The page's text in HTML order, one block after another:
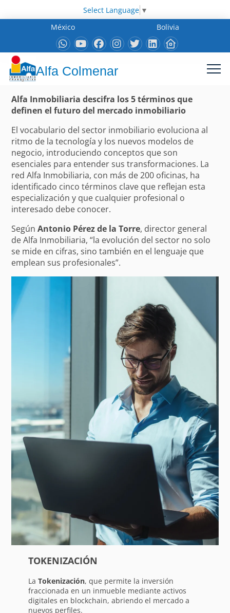
Select Language ▼
México
Bolivia
Alfa Colmenar
Alfa Inmobiliaria descifra los 5 términos que
definen el futuro del mercado inmobiliario
El vocabulario del sector inmobiliario evoluciona al
ritmo de la tecnología y los nuevos modelos de
negocio, introduciendo conceptos que son
esenciales para entender sus transformaciones. La
red Alfa Inmobiliaria, con más de 200 oficinas, ha
identificado cinco términos clave que reflejan esta
especialización y que cualquier profesional o
interesado debe conocer.
SegúnAntonio Pérez de la Torre, director general
de Alfa Inmobiliaria, “la evolución del sector no solo
se mide en cifras, sino también en el lenguaje que
emplean sus profesionales”.
TOKENIZACIÓN
La Tokenización, que permite la inversión
fraccionada en un inmueble mediante activos
digitales en blockchain, abriendo el mercado a
nuevos perfiles.